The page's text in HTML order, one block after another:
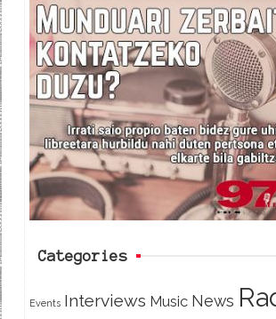
c
e
b
o
o
i
t
t
e
e
d
Categories
Events Interviews Music News